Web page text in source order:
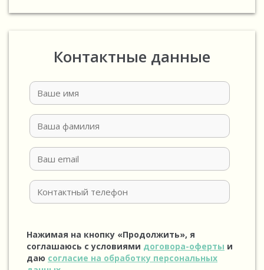
Контактные данные
Нажимая на кнопку «Продолжить», я
соглашаюсь с условиями договора-оферты и
даю согласие на обработку персональных